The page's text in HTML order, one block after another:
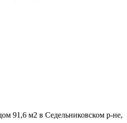
91,6 м2 в Седельниковском р-не,